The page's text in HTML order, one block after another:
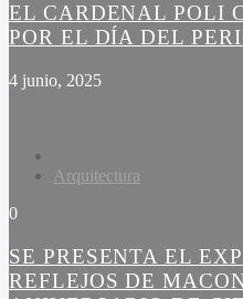
EL CARDENAL POLI
POR EL DÍA DEL
4 junio, 2025
Arquitectura
0
SE PRESENTA EL
REFLEJOS DE